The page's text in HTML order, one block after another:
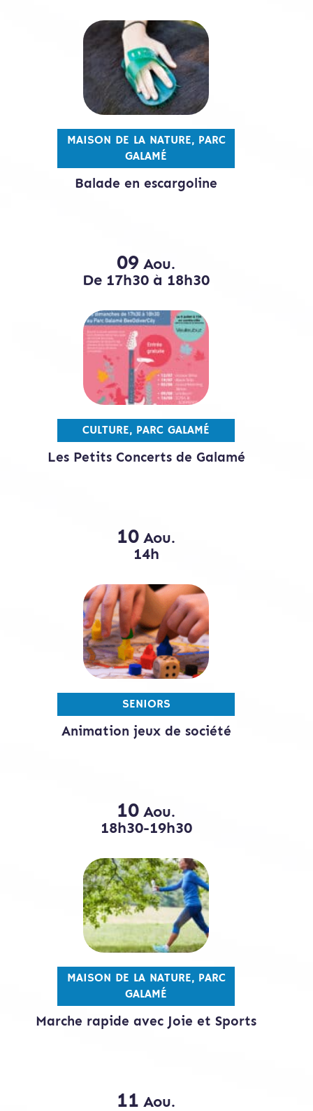
MAISON DE LA NATURE, PARC
GALAMÉ
Balade en escargoline
09 Aou.
De 17h30 à 18h30
CULTURE, PARC GALAMÉ
Les Petits Concerts de Galamé
10 Aou.
14h
SENIORS
Animation jeux de société
10 Aou.
18h30-19h30
MAISON DE LA NATURE, PARC
GALAMÉ
Marche rapide avec Joie et Sports
11 Aou.